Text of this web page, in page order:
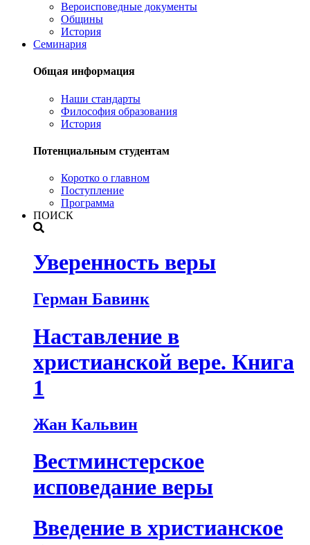
Вероисповедные документы
Общины
История
Семинария
Общая информация
Наши стандарты
Философия образования
История
Потенциальным студентам
Коротко о главном
Поступление
Программа
ПОИСК
Уверенность веры
Герман Бавинк
Наставление в
христианской вере. Книга
1
Жан Кальвин
Вестминстерское
исповедание веры
Введение в христианское